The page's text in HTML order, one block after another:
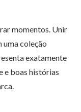
momentos. Unir
uma coleção
exatamente
e boas histórias